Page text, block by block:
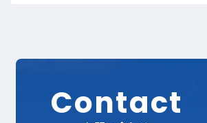
Contact